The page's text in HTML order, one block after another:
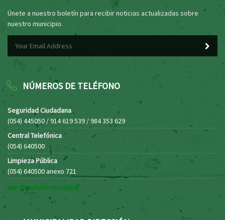
Únete a nuestro boletín para recibir noticias actualizadas sobre
nuestro municipio.
NÚMEROS DE TELÉFONO
Seguridad Ciudadana
(054) 445050 / 914 619 539 / 984 353 629
Central Telefónica
(054) 640500
Limpieza Pública
(054) 640500 anexo 721
Ver directorio municipal